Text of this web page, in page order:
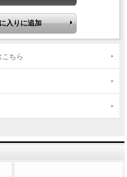
ちら